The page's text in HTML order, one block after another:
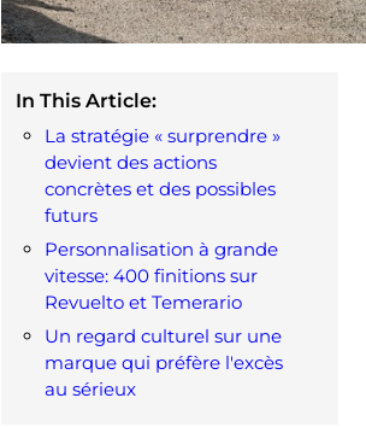
In This Article:
La stratégie « surprendre »
devient des actions
concrètes et des possibles
futurs
Personnalisation à grande
vitesse: 400 finitions sur
Revuelto et Temerario
Un regard culturel sur une
marque qui préfère l'excès
au sérieux